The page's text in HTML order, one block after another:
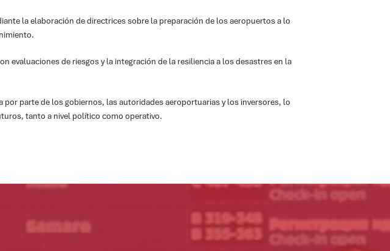
la elaboración de directrices sobre la preparación de los aeropuertos a lo
evaluaciones de riesgos y la integración de la resiliencia a los desastres en la
por parte de los gobiernos, las autoridades aeroportuarias y los inversores, lo
tanto a nivel político como operativo.